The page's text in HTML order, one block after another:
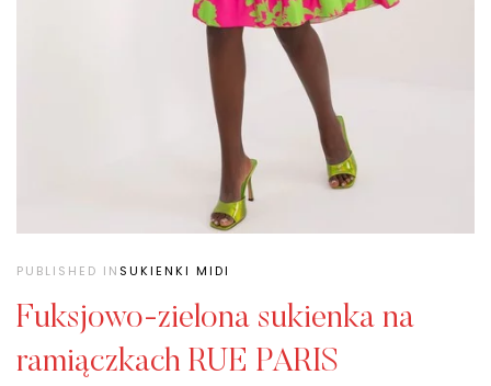
PUBLISHED IN SUKIENKI MIDI
Fuksjowo-zielona sukienka na
ramiączkach RUE PARIS